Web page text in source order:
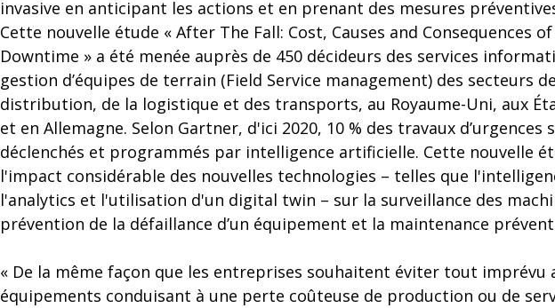
invasive en anticipant les actions et en prenant des mesures
Cette nouvelle étude « After The Fall: Cost, Causes and Consequences
Downtime » a été menée auprès de 450 décideurs des services
gestion d’équipes de terrain (Field Service management) des secteurs
distribution, de la logistique et des transports, au Royaume-Uni, aux
et en Allemagne. Selon Gartner, d'ici 2020, 10 % des travaux
déclenchés et programmés par intelligence artificielle. Cette nouvelle
l'impact considérable des nouvelles technologies – telles que
l'analytics et l'utilisation d'un digital twin – sur la surveillance des
prévention de la défaillance d’un équipement et la maintenance
« De la même façon que les entreprises souhaitent éviter tout imprévu
équipements conduisant à une perte coûteuse de production ou de